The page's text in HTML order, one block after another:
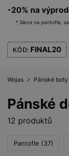
-20% na
* Sleva na pantofle,
KÓD: FINAL20
Wojas Pánské boty
12 produktů
Pantofle (37)